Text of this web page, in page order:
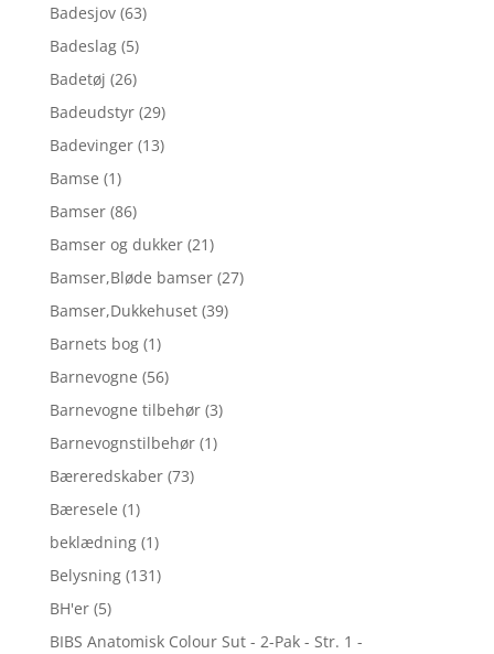
Badesjov (63)
Badeslag (5)
Badetøj (26)
Badeudstyr (29)
Badevinger (13)
Bamse (1)
Bamser (86)
Bamser og dukker (21)
Bamser,Bløde bamser (27)
Bamser,Dukkehuset (39)
Barnets bog (1)
Barnevogne (56)
Barnevogne tilbehør (3)
Barnevognstilbehør (1)
Bæreredskaber (73)
Bæresele (1)
beklædning (1)
Belysning (131)
BH'er (5)
BIBS Anatomisk Colour Sut - 2-Pak - Str. 1 -